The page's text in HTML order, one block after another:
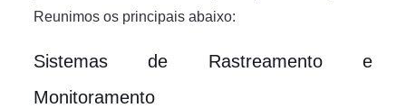
Reunimos os principais abaixo:
Sistemas de Rastreamento e
Monitoramento